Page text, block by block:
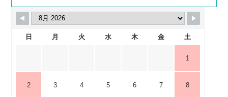
日 月 火 水 木 金 土
1
2 3 4 5 6 7 8